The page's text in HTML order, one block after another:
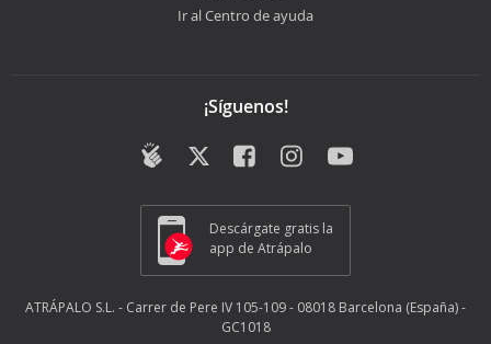
Ir al Centro de ayuda
¡Síguenos!
Descárgate gratis la
app de Atrápalo
ATRÁPALO S.L. - Carrer de Pere IV 105-109 - 08018 Barcelona (España) -
GC1018